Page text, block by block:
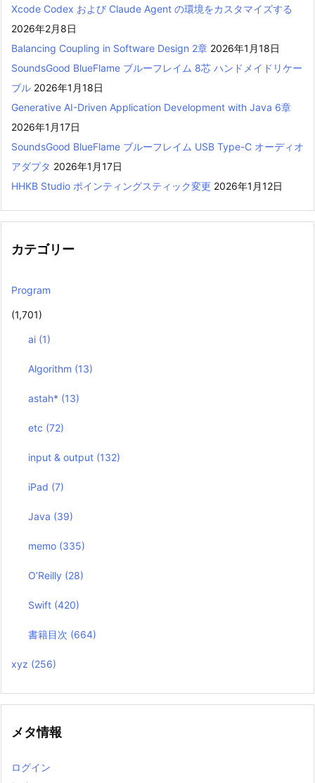
Xcode Codex および Claude Agent の環境をカスタマイズする
2026年2月8日
Balancing Coupling in Software Design 2章 2026年1月18日
SoundsGood BlueFlame ブルーフレイム 8芯 ハンドメイドリケー
ブル 2026年1月18日
Generative AI-Driven Application Development with Java 6章
2026年1月17日
SoundsGood BlueFlame ブルーフレイム USB Type-C オーディオ
アダプタ 2026年1月17日
HHKB Studio ポインティングスティック変更 2026年1月12日
カテゴリー
Program
(1,701)
ai (1)
Algorithm (13)
astah* (13)
etc (72)
input & output (132)
iPad (7)
Java (39)
memo (335)
O’Reilly (28)
Swift (420)
書籍目次 (664)
xyz (256)
メタ情報
ログイン